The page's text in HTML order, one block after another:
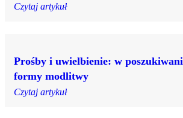
Czytaj artykuł
Prośby i uwielbienie: w
formy modlitwy
Czytaj artykuł